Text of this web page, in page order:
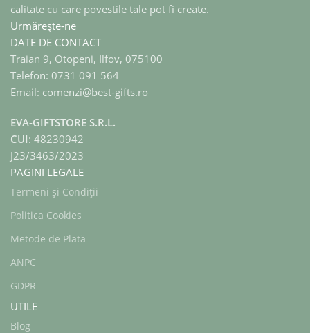
calitate cu care povestile tale pot fi create.
Urmărește-ne
DATE DE CONTACT
Traian 9, Otopeni, Ilfov, 075100
Telefon: 0731 091 564
Email: comenzi@best-gifts.ro
EVA-GIFTSTORE S.R.L.
CUI: 48230942
J23/3463/2023
PAGINI LEGALE
Termeni și Condiții
Politica Cookies
Metode de Plată
ANPC
GDPR
UTILE
Blog